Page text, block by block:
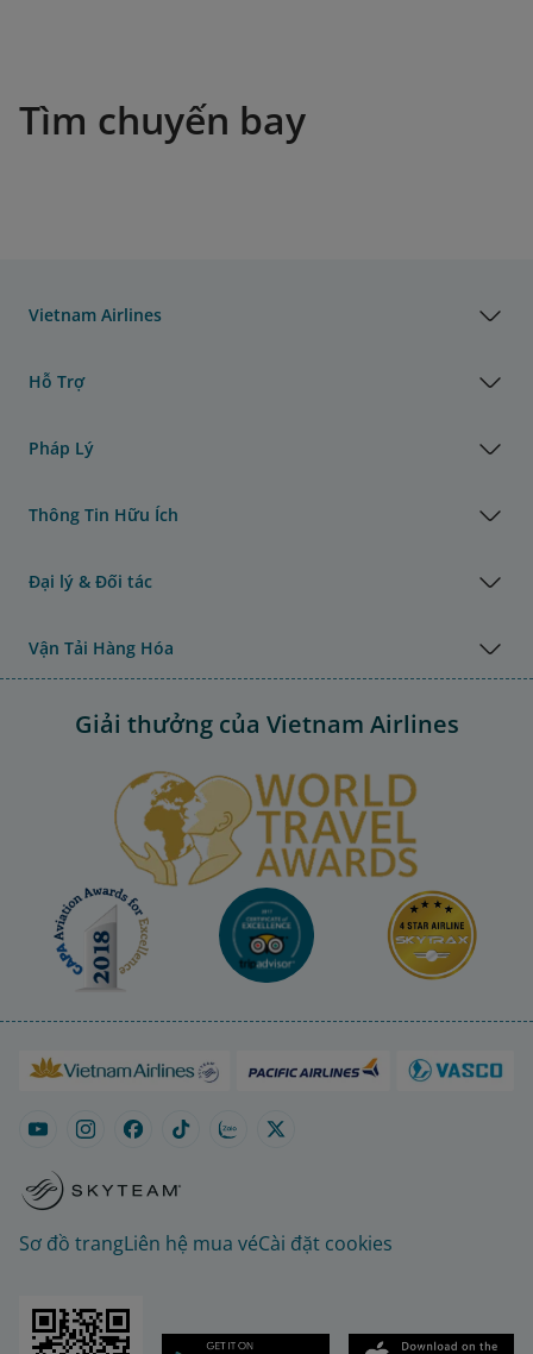
Tìm chuyến bay
Vietnam Airlines
Hỗ Trợ
Pháp Lý
Thông Tin Hữu Ích
Đại lý & Đối tác
Vận Tải Hàng Hóa
Giải thưởng của Vietnam Airlines
Sơ đồ trangLiên hệ mua véCài đặt cookies